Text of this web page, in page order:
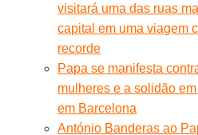
visitará uma das ruas
capital em uma viagem
recorde
Papa se manifesta
mulheres e a solidão
em Barcelona
António Banderas ao